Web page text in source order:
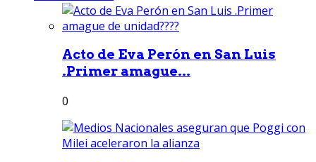
Acto de Eva Perón en San Luis
.Primer amague...
0